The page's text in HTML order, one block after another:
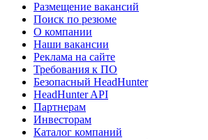
Размещение вакансий
Поиск по резюме
О компании
Наши вакансии
Реклама на сайте
Требования к ПО
Безопасный HeadHunter
HeadHunter API
Партнерам
Инвесторам
Каталог компаний